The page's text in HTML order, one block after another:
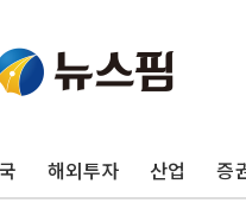
해외투자 산업 증
원, 백악관 무도회장 공사 중단
핵심 원유 수출항 '하르그섬',
스] 뉴욕 반도체주 프리뷰...美
프리뷰, 美 고용 쇼크에 금리